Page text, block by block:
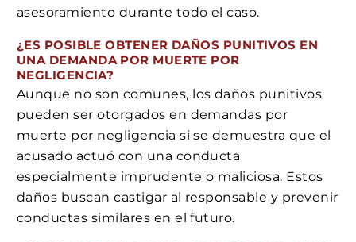
asesoramiento durante todo el caso.
¿ES POSIBLE OBTENER DAÑOS PUNITIVOS EN
UNA DEMANDA POR MUERTE POR
NEGLIGENCIA?
Aunque no son comunes, los daños punitivos
pueden ser otorgados en demandas por
muerte por negligencia si se demuestra que el
acusado actuó con una conducta
especialmente imprudente o maliciosa. Estos
daños buscan castigar al responsable y prevenir
conductas similares en el futuro.